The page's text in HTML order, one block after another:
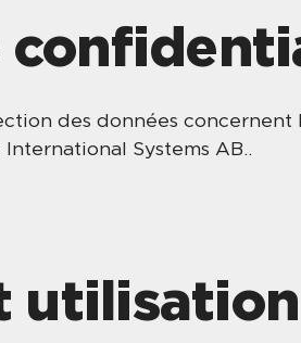
des données concernent
Systems AB..